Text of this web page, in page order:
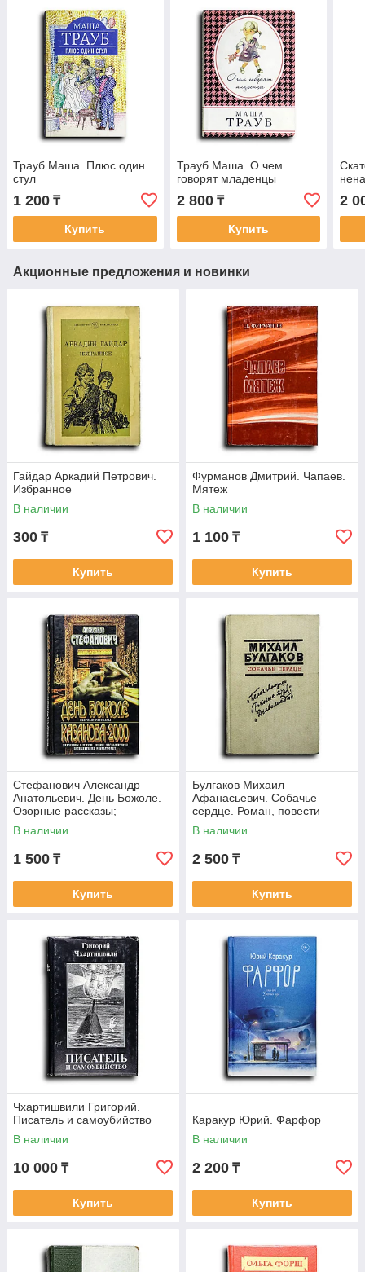
Трауб Маша. Плюс один
стул
1 200 ₸
Купить
Трауб Маша. О чем
говорят младенцы
2 800₸
Купить
2
Акционные предложения и новинки
Гайдар Аркадий Петрович.
Избранное
В наличии
300 ₸
Купить
Фурманов Дмитрий. Чапаев.
Мятеж
В наличии
1 100 ₸
Купить
Стефанович Александр
Анатольевич. День Божоле.
Озорные рассказы;
Казанова-2000: Разговоры о
жизни, любви,
В наличии
1 500 ₸
Купить
Булгаков Михаил
Афанасьевич. Собачье
сердце. Роман, повести
В наличии
2 500 ₸
Купить
Чхартишвили Григорий.
Писатель и самоубийство
В наличии
10 000 ₸
Купить
Каракур Юрий. Фарфор
В наличии
2 200 ₸
Купить